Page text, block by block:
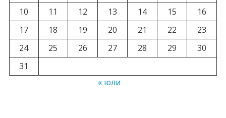
10
11 12 13 14 15
16
17
18 19 20 21 22
23
24
25 26 27 28 29
30
31
« юли